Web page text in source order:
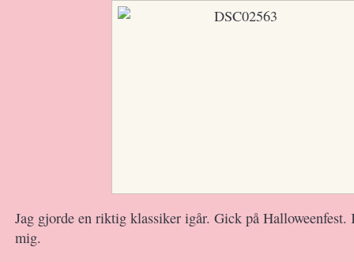
Jag gjorde en riktig klassiker igår. Gick på
mig.